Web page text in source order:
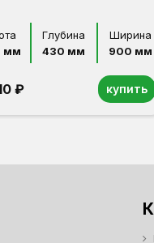
мм
Глубина
430 мм
Ширина
900 мм
₽ купить